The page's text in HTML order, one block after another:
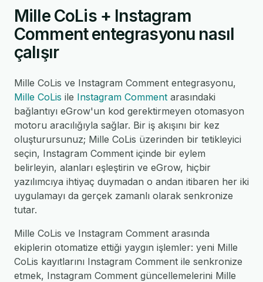
Mille CoLis + Instagram
Comment entegrasyonu nasıl
çalışır
Mille CoLis ve Instagram Comment entegrasyonu,
Mille CoLis ile Instagram Comment arasındaki
bağlantıyı eGrow'un kod gerektirmeyen otomasyon
motoru aracılığıyla sağlar. Bir iş akışını bir kez
oluşturursunuz; Mille CoLis üzerinden bir tetikleyici
seçin, Instagram Comment içinde bir eylem
belirleyin, alanları eşleştirin ve eGrow, hiçbir
yazılımcıya ihtiyaç duymadan o andan itibaren her iki
uygulamayı da gerçek zamanlı olarak senkronize
tutar.
Mille CoLis ve Instagram Comment arasında
ekiplerin otomatize ettiği yaygın işlemler: yeni Mille
CoLis kayıtlarını Instagram Comment ile senkronize
etmek, Instagram Comment güncellemelerini Mille